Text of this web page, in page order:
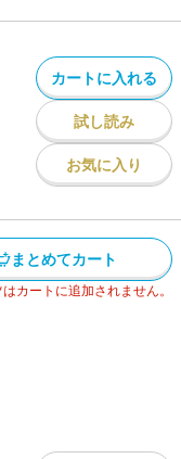
カートに入れる
試し読み
お気に入り
まとめてカート
カートに追加されません。